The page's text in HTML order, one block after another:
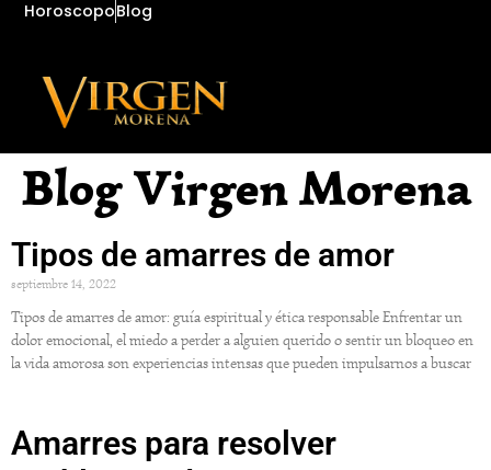
HoroscopoBlog
Blog Virgen Morena
Tipos de amarres de amor
septiembre 14, 2022
Tipos de amarres de amor: guía espiritual y ética responsable Enfrentar un
dolor emocional, el miedo a perder a alguien querido o sentir un bloqueo en
la vida amorosa son experiencias intensas que pueden impulsarnos a buscar
Amarres para resolver